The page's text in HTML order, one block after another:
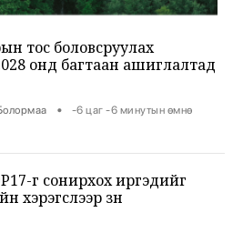
тос боловсруулах
• -6 цаг -6 минутын өмнө
• -5 цаг -53 минутын өмнө